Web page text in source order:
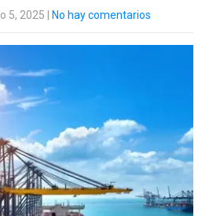
5, 2025 No hay comentarios